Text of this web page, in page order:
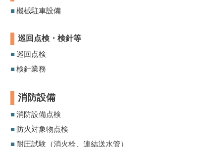
■ 機械駐車設備
巡回点検・検針等
■ 巡回点検
■ 検針業務
消防設備
■ 消防設備点検
■ 防火対象物点検
■ 耐圧試験（消火栓、連結送水管）